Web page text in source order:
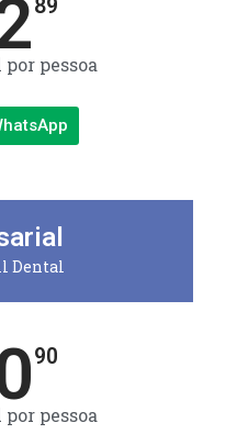
89
pessoa
Dental
90
pessoa